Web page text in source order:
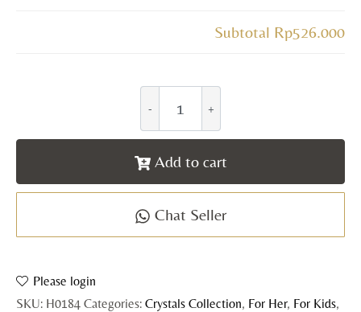
Subtotal Rp526.000
Add to cart
Chat Seller
Please login
SKU: H0184 Categories: Crystals Collection, For Her, For Kids,